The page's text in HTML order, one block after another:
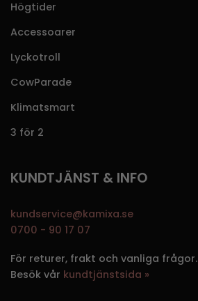
Högtider
Accessoarer
Lyckotroll
CowParade
Klimatsmart
3 för 2
KUNDTJÄNST & INFO
kundservice@kamixa.se
0700 - 90 17 07
För returer, frakt och vanliga frågor.
Besök vår kundtjänstsida »